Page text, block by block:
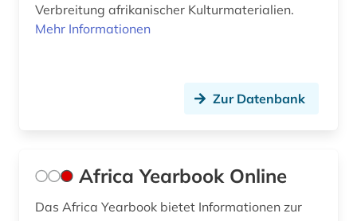
cultures (1)
demokratie (1)
dendi (1)
Verbreitung afrikanischer Kulturmaterialien.
Mehr Informationen
Zur Datenbank
Africa Yearbook Online
Das Africa Yearbook bietet Informationen zur